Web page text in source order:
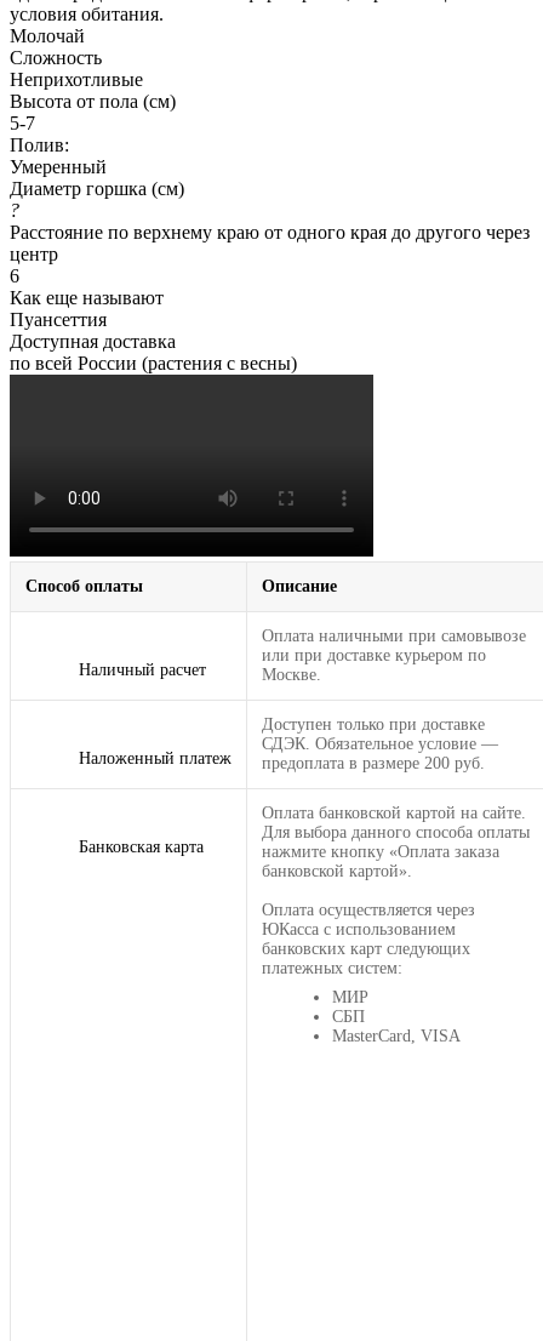
условия обитания.
Молочай
Сложность
Неприхотливые
Высота от пола (см)
5-7
Полив:
Умеренный
Диаметр горшка (см)
?
Расстояние по верхнему краю от одного края до другого через
центр
6
Как еще называют
Пуансеттия
Доступная доставка
по всей России (растения с весны)
Способ оплаты Описание
Наличный расчет
Оплата наличными при самовывозе
или при доставке курьером по
Москве.
Наложенный платеж
Доступен только при доставке
СДЭК. Обязательное условие —
предоплата в размере 200 руб.
Банковская карта
Оплата банковской картой на сайте.
Для выбора данного способа оплаты
нажмите кнопку «Оплата заказа
банковской картой».
Оплата осуществляется через
ЮКасса с использованием
банковских карт следующих
платежных систем:
МИР
СБП
MasterCard, VISA